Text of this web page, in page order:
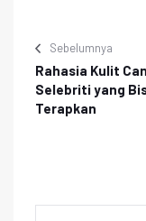
Sebelumnya
Rahasia Kulit
Selebriti yang
Terapkan